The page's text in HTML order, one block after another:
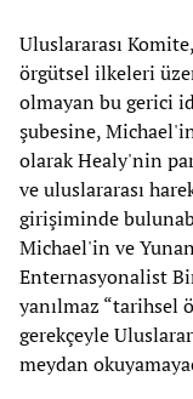
Uluslararası
örgütsel ilkeleri
olmayan bu gerici
şubesine,
olarak Healy'nin
ve uluslararası
girişiminde
Michael'in ve
Enternasyonalist
yanılmaz “tarihsel
gerekçeyle
meydan